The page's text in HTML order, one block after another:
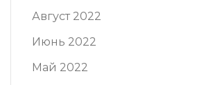
Август 2022
Июнь 2022
Май 2022